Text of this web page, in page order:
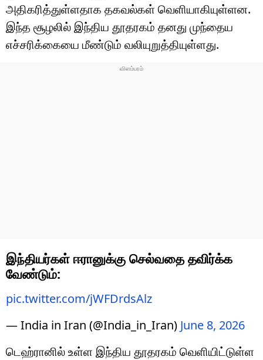
அதிகரித்துள்ளதாக தகவல்கள் வெளியாகியுள்ளன.
இந்த சூழலில் இந்திய தூதரகம் தனது முந்தைய
எச்சரிக்கையை மீண்டும் வலியுறுத்தியுள்ளது.
இந்தியர்கள் ஈரானுக்கு செல்வதை தவிர்க்க
வேண்டும்:
pic.twitter.com/jWFDrdsAlz
— India in Iran (@India_in_Iran) June 8, 2026
டெஹ்ரானில் உள்ள இந்திய தூதரகம் வெளியிட்டுள்ள